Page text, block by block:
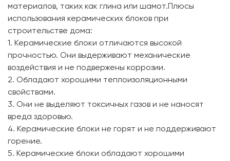
материалов, таких как глина или шамот.Плюсы
использования керамических блоков при
строительстве дома:
1. Керамические блоки отличаются высокой
прочностью. Они выдерживают механические
воздействия и не подвержены коррозии.
2. Обладают хорошими теплоизоляционными
свойствами.
3. Они не выделяют токсичных газов и не наносят
вреда здоровью.
4. Керамические блоки не горят и не поддерживают
горение.
5. Керамические блоки обладают хорошими